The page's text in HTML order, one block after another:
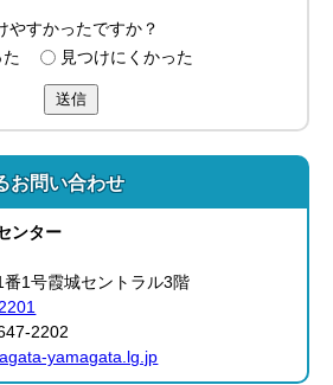
やすかったですか？
た
見つけにくかった
送信
お問い合わせ
ンター
1号霞城セントラル3階
2202
yamagata.lg.jp